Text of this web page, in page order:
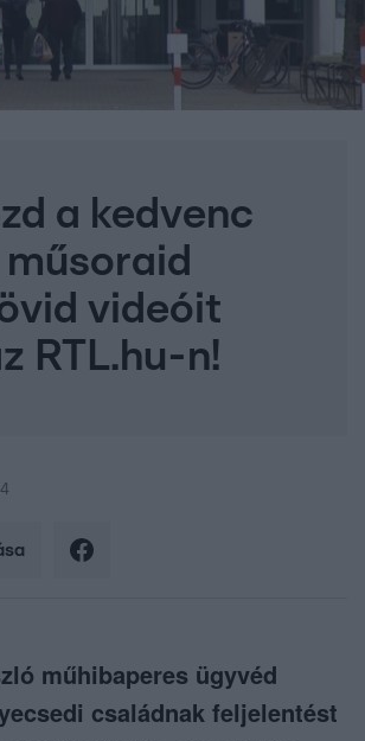
a kedvenc
műsoraid
videóit
RTL.hu-n!
műhibaperes ügyvéd
családnak feljelentést